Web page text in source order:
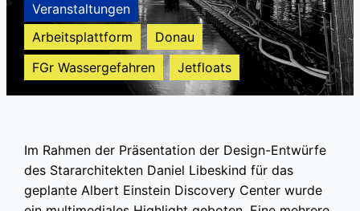
Veranstaltungen
Arbeitsplattform
Donau
FGr Wassergefahren
Jetfloats
Im Rahmen der Präsentation der Design-Entwürfe
des Stararchitekten Daniel Libeskind für das
geplante Albert Einstein Discovery Center wurde